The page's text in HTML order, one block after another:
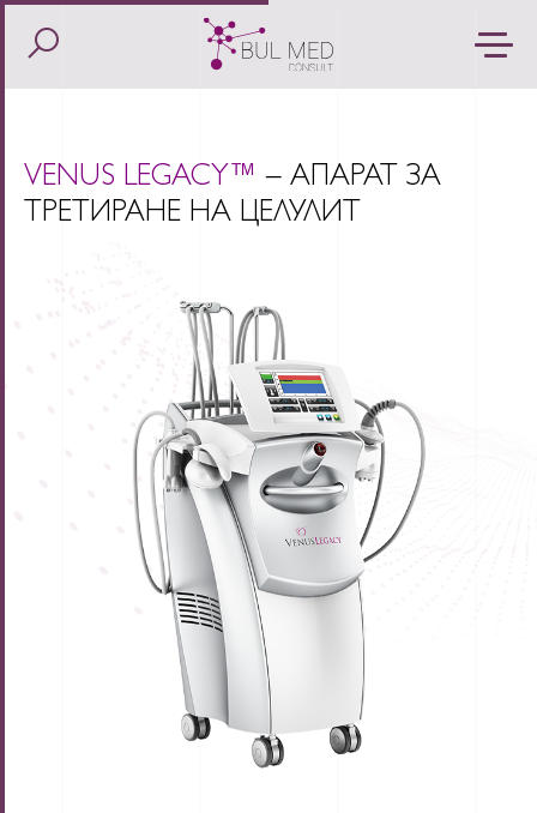
VENUS LEGACY™ – АПАРАТ ЗА
ТРЕТИРАНЕ НА ЦЕЛУЛИТ